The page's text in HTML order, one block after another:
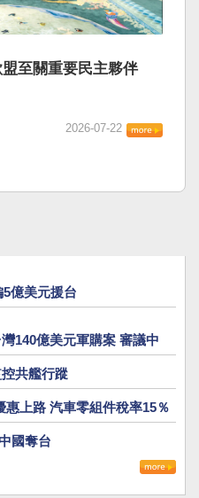
至關重要民主夥伴
2026-07-22
億美元援台
140億美元軍購案 審議中
共艦行蹤
上路 汽車零組件稅率15％
國奪台